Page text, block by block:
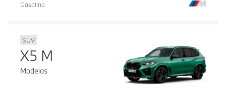
Gasolina
SUV
X5 M
Modelos